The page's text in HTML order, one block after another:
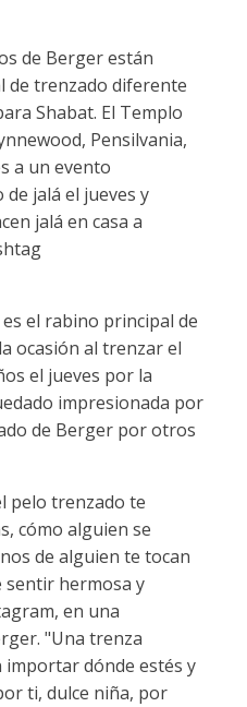
de Berger están
de trenzado diferente
Shabat. El Templo
Pensilvania,
a un evento
jalá el jueves y
jalá en casa a
el rabino principal de
ocasión al trenzar el
el jueves por la
impresionada por
de Berger por otros
pelo trenzado te
cómo alguien se
de alguien te tocan
sentir hermosa y
en una
"Una trenza
importar dónde estés y
ti, dulce niña, por